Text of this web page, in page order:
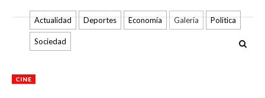
Actualidad Deportes Economía Galería Politica
Sociedad
CINE